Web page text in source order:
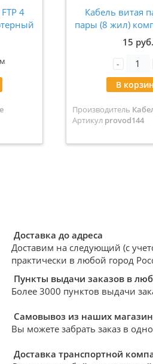
4
м
Кабель витая
пары (8 жил)
CAT 5e15 руб.
-
В
Производитель
Артикул provod144
Доставка до адреса
Доставим на следующий (с
практически в любой город
Пункты выдачи заказов в
Более 3000 пунктов выдачи
Самовывоз из наших
Вы можете забрать заказ в
Доставка транспортной